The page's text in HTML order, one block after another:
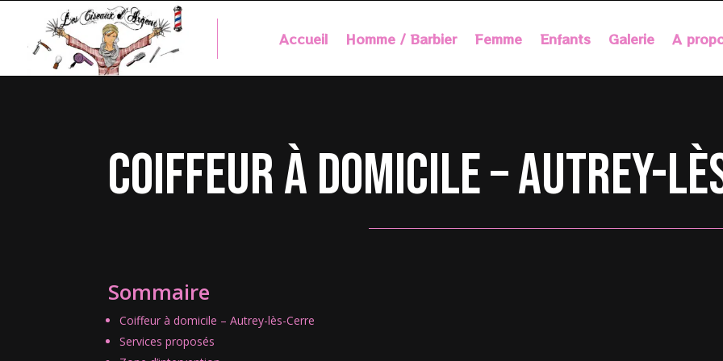
Accueil Homme / Barbier Femme Enfants Galerie A
coiffeur à domicile – Autrey-
Sommaire
Coiffeur à domicile – Autrey-lès-Cerre
Services proposés